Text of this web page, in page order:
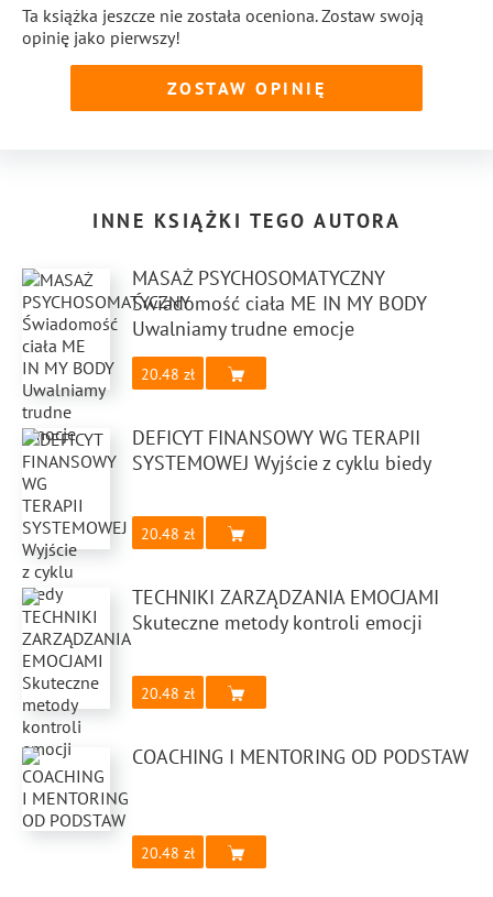
Ta książka jeszcze nie została oceniona. Zostaw swoją
opinię jako pierwszy!
ZOSTAW OPINIĘ
INNE KSIĄŻKI TEGO AUTORA
MASAŻ PSYCHOSOMATYCZNY
Świadomość ciała ME IN MY BODY
Uwalniamy trudne emocje
20.48
DEFICYT FINANSOWY WG TERAPII
SYSTEMOWEJ Wyjście z cyklu biedy
20.48
TECHNIKI ZARZĄDZANIA EMOCJAMI
Skuteczne metody kontroli emocji
20.48
COACHING I MENTORING OD PODSTAW
20.48